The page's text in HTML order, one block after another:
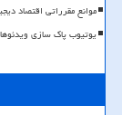
موانع مقرراتی اقتصاد
یوتیوب پاک سازی